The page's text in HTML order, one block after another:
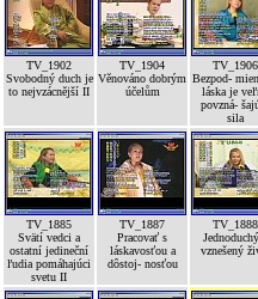
TV_1902
Svobodný duch je
to nejvzácnější II
TV_1904
Věnováno dobrým
účelům
TV_1906
Bezpod-
láska je
povzná-
sila
TV_1885
Svätí vedci a
ostatní jedineční
ľudia pomáhajúci
svetu II
TV_1887
Pracovať s
láskavosťou a
dôstoj- nosťou
TV_1888
vznešený